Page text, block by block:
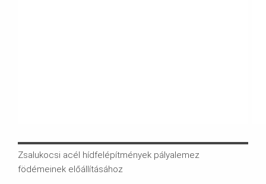
Zsalukocsi acél hídfelépítmények pályalemez
födémeinek előállításához